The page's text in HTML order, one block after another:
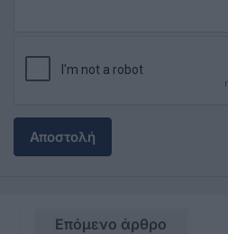
Αποστολή
Επόμενο άρθρο